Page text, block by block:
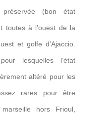
(bon état
toutes à l’ouest de la
et golfe d’Ajaccio.
lesquelles l’état
altéré pour les
rares pour être
hors Frioul,